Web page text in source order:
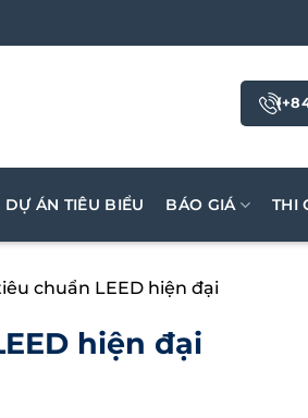
DỰ ÁN TIÊU BIỂU BÁO GIÁ THI
chuẩn LEED hiện đại
hiện đại